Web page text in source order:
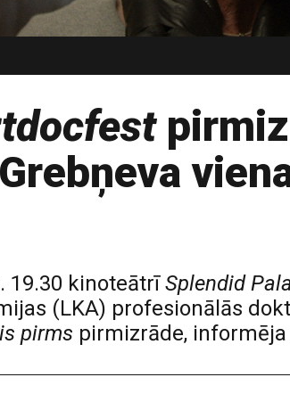
19.30 kinoteātrīSplendid
(LKA) profesionālās
pirms pirmizrāde,